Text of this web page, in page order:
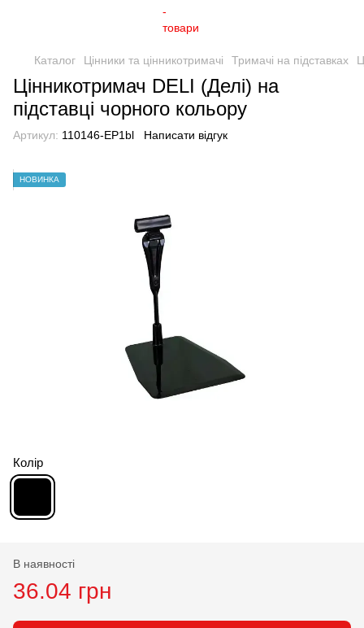
Каталог Цінники та цінникотримачі Тримачі на підставках
Цінникотримач DELI (Делі) на
підставці чорного кольору
Артикул: 110146-EP1bl Написати відгук
НОВИНКА
Колір
В наявності
36.04 грн